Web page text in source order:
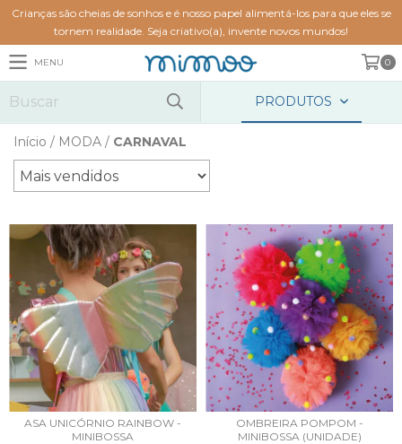
Crianças são cheias de sonhos e é nosso papel alimentá-los para que eles se
tornem realidade. Seja criativo(a), invente novos mundos!
MENU 0
PRODUTOS
Início / MODA / CARNAVAL
ASA UNICÓRNIO RAINBOW -
MINIBOSSA
OMBREIRA POMPOM -
MINIBOSSA (UNIDADE)